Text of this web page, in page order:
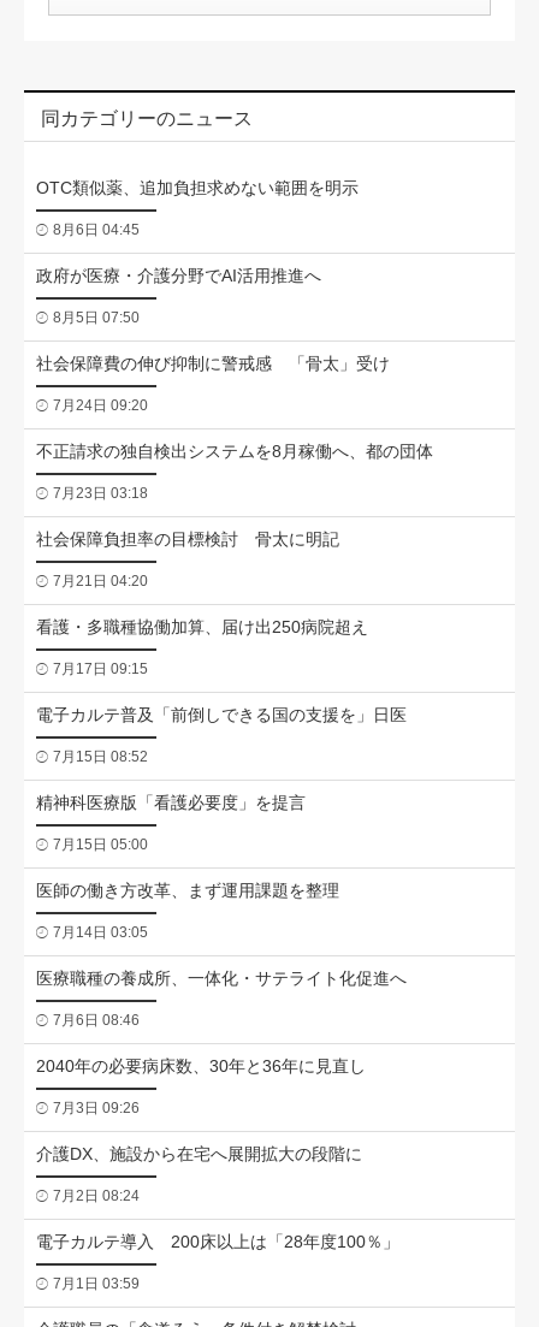
同カテゴリーのニュース
OTC類似薬、追加負担求めない範囲を明示
8月6日 04:45
政府が医療・介護分野でAI活用推進へ
8月5日 07:50
社会保障費の伸び抑制に警戒感 「骨太」受け
7月24日 09:20
不正請求の独自検出システムを8月稼働へ、都の団体
7月23日 03:18
社会保障負担率の目標検討 骨太に明記
7月21日 04:20
看護・多職種協働加算、届け出250病院超え
7月17日 09:15
電子カルテ普及「前倒しできる国の支援を」日医
7月15日 08:52
精神科医療版「看護必要度」を提言
7月15日 05:00
医師の働き方改革、まず運用課題を整理
7月14日 03:05
医療職種の養成所、一体化・サテライト化促進へ
7月6日 08:46
2040年の必要病床数、30年と36年に見直し
7月3日 09:26
介護DX、施設から在宅へ展開拡大の段階に
7月2日 08:24
電子カルテ導入 200床以上は「28年度100％」
7月1日 03:59